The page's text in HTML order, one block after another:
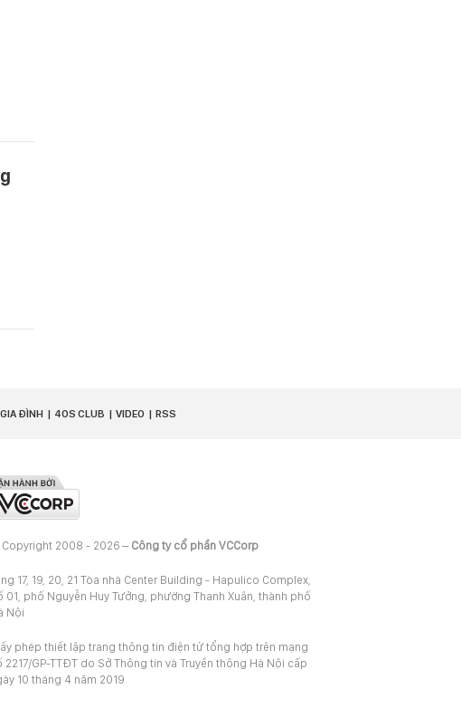
ĐÌNH 40S CLUB VIDEO RSS
2008 - 2026 –Công ty cổ phần VCCorp
17, 19, 20, 21 Tòa nhà Center Building - Hapulico Complex,
01, phố Nguyễn Huy Tưởng, phường Thanh Xuân, thành phố
Nội
phép thiết lập trang thông tin điện tử tổng hợp trên mạng
2217/GP-TTĐT do Sở Thông tin và Truyền thông Hà Nội cấp
10 tháng 4 năm 2019